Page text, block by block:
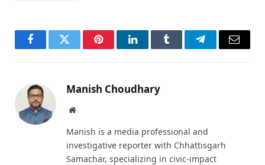
FacebookTwitter PinterestLinkedInTumblr TelegramEmail
Manish Choudhary
Website
Manish is a media professional and
investigative reporter with Chhattisgarh
Samachar, specializing in civic-impact